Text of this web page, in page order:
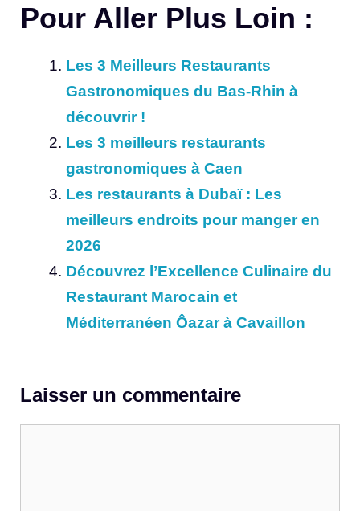
Pour Aller Plus Loin :
Les 3 Meilleurs Restaurants
Gastronomiques du Bas-Rhin à
découvrir !
Les 3 meilleurs restaurants
gastronomiques à Caen
Les restaurants à Dubaï : Les
meilleurs endroits pour manger en
2026
Découvrez l’Excellence Culinaire du
Restaurant Marocain et
Méditerranéen Ôazar à Cavaillon
Laisser un commentaire